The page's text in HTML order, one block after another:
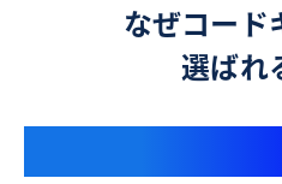
なぜコード
選ばれ